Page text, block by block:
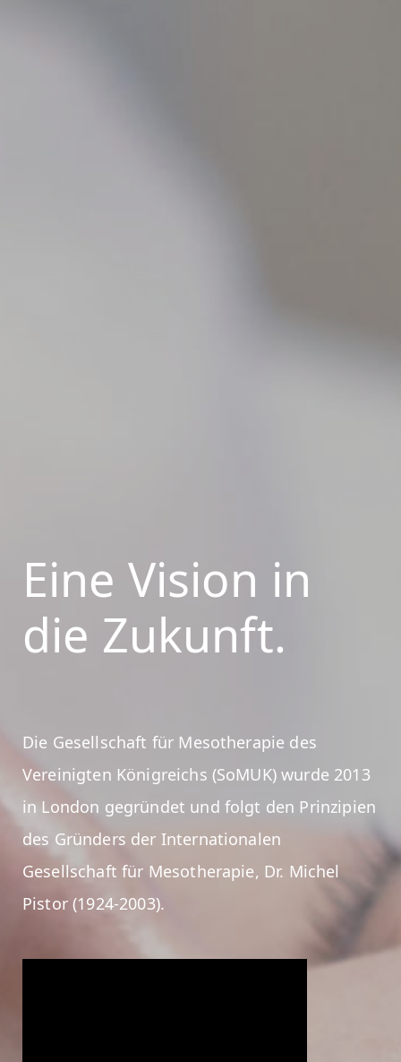
Eine Vision in
die Zukunft.
Die Gesellschaft für Mesotherapie des
Vereinigten Königreichs (SoMUK) wurde 2013
in London gegründet und folgt den Prinzipien
des Gründers der Internationalen
Gesellschaft für Mesotherapie, Dr. Michel
Pistor (1924-2003).